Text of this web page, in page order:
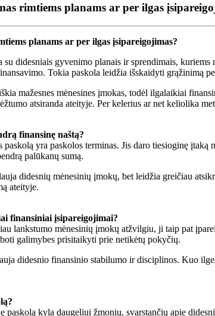
rimtiems planams ar per ilgas
planams ar per ilgas įsipareigojimas?
su didesniais gyvenimo planais ir sprendimais,
Tokia paskola leidžia išskaidyti grąžinimą
mažesnes mėnesines įmokas, todėl ilgalaikiai
atsiranda ateityje. Per kelerius ar net keliolika
finansinę naštą?
paskolą yra paskolos terminas. Jis daro tiesioginę
palūkanų sumą.
didesnių mėnesinių įmokų, bet leidžia greičiau
ateityje.
finansiniai įsipareigojimai?
lankstumo mėnesinių įmokų atžvilgiu, ji taip pat
galimybes prisitaikyti prie netikėtų pokyčių.
didesnio finansinio stabilumo ir disciplinos. Kuo
paskolą kyla daugeliui žmonių, svarstančių apie